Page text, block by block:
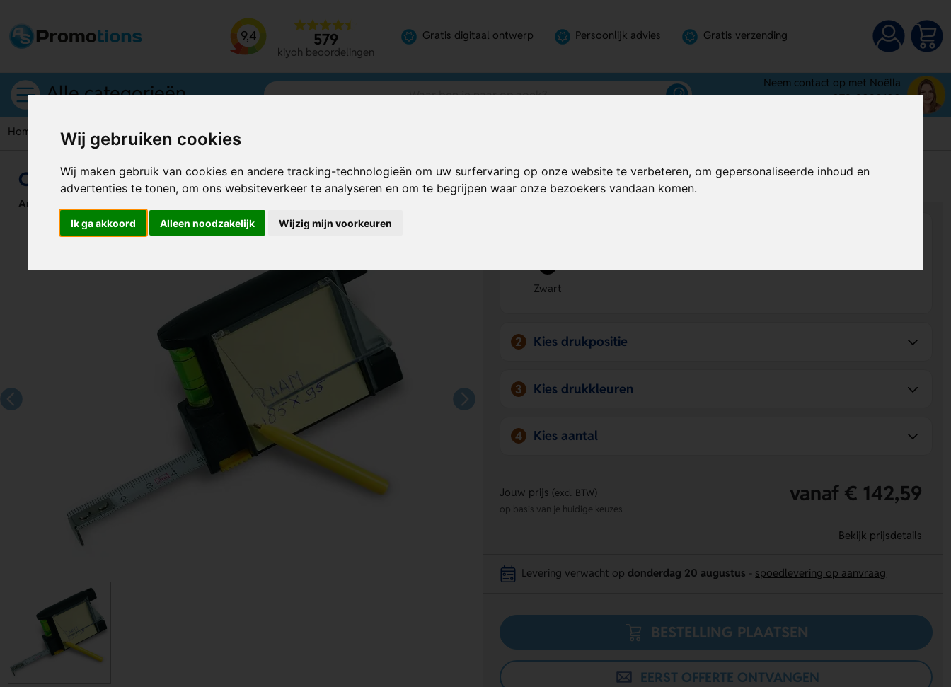
Wij gebruiken cookies
Wij maken gebruik van cookies en andere tracking-technologieën om uw surfervaring op onze website te verbeteren, om gepersonaliseerde inhoud en
advertenties te tonen, om ons websiteverkeer te analyseren en om te begrijpen waar onze bezoekers vandaan komen.
Ik ga akkoord Alleen noodzakelijk Wijzig mijn voorkeuren
9,4 579
kiyoh beoordelingen
Gratis digitaal ontwerp Persoonlijk advies Gratis verzending
Alle categorieën
Neem contact op met Noëlla
072-3030100
Home Rolmaten Colindales Rolmaat met Extra’s
Colindales Rolmaat met Extra’s
Artikelnummer:
Bereken mijn prijs Al vanaf€ 1,82per stuk (excl. BTW)
Zwart
2 Kies drukpositie
3 Kies drukkleuren
4 Kies aantal
Jouw prijs (excl. BTW) vanaf € 142,59
op basis van je huidige keuzes
Bekijk prijsdetails
Levering verwacht op donderdag 20 augustus spoedlevering op aanvraag
BESTELLING PLAATSEN
EERST OFFERTE ONTVANGEN